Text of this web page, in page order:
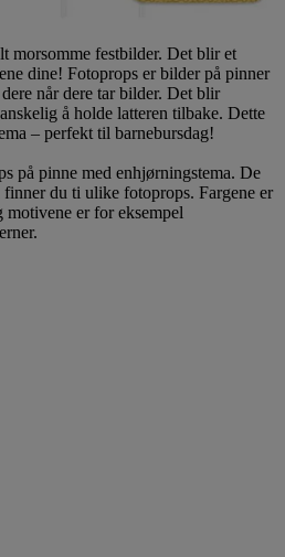
morsomme festbilder. Det blir et
dine! Fotoprops er bilder på pinner
når dere tar bilder. Det blir
å holde latteren tilbake. Dette
– perfekt til barnebursdag!
på pinne med enhjørningstema. De
du ti ulike fotoprops. Fargene er
er for eksempel